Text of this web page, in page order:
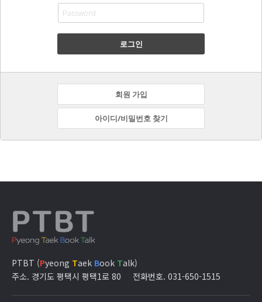
로그인
회원 가입
아이디/비밀번호 찾기
PTBT (Pyeong Taek Book Talk)
주소. 경기도 평택시 평택1로 80
전화번호. 031-650-1515